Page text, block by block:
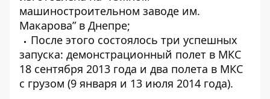
машиностроительном заводе им.
Макарова” в Днепре;
После этого состоялось три успешных
запуска: демонстрационный полет в МКС
18 сентября 2013 года и два полета в МКС
с грузом (9 января и 13 июля 2014 года).